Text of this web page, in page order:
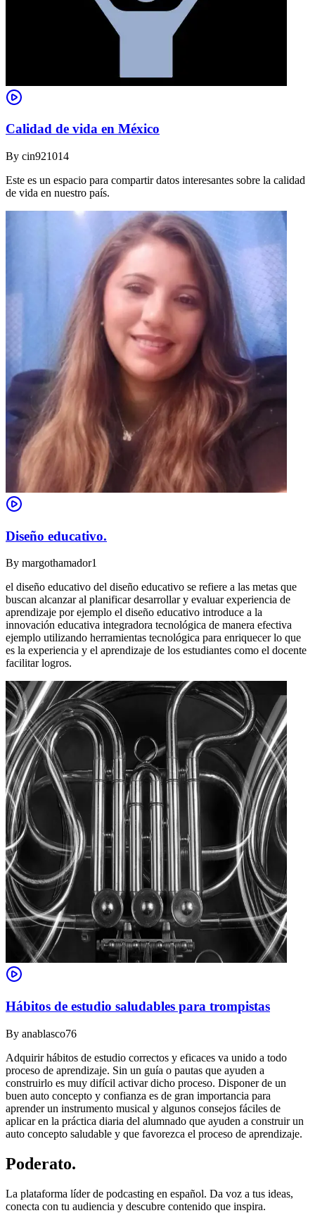
Calidad de vida en México
By cin921014
Este es un espacio para compartir datos interesantes sobre la calidad
de vida en nuestro país.
Diseño educativo.
By margothamador1
el diseño educativo del diseño educativo se refiere a las metas que
buscan alcanzar al planificar desarrollar y evaluar experiencia de
aprendizaje por ejemplo el diseño educativo introduce a la
innovación educativa integradora tecnológica de manera efectiva
ejemplo utilizando herramientas tecnológica para enriquecer lo que
es la experiencia y el aprendizaje de los estudiantes como el docente
facilitar logros.
Hábitos de estudio saludables para trompistas
By anablasco76
Adquirir hábitos de estudio correctos y eficaces va unido a todo
proceso de aprendizaje. Sin un guía o pautas que ayuden a
construirlo es muy difícil activar dicho proceso. Disponer de un
buen auto concepto y confianza es de gran importancia para
aprender un instrumento musical y algunos consejos fáciles de
aplicar en la práctica diaria del alumnado que ayuden a construir un
auto concepto saludable y que favorezca el proceso de aprendizaje.
Poderato.
La plataforma líder de podcasting en español. Da voz a tus ideas,
conecta con tu audiencia y descubre contenido que inspira.